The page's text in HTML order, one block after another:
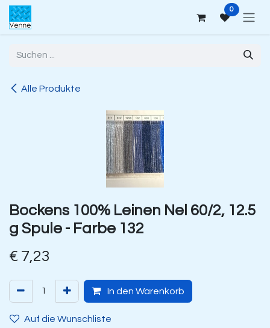
Zum Inhalt springen 0
Alle Produkte
Bockens 100% Leinen Nel 60/2, 12.5
g Spule - Farbe 132
€ 7,23
In den Warenkorb
Auf die Wunschliste